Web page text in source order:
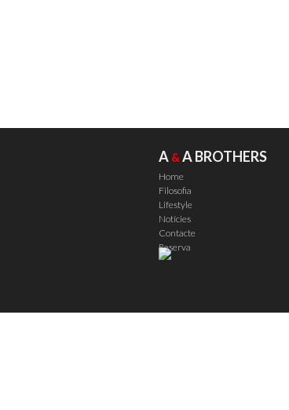
A & A BROTHERS
Home
Filosofia
Lifestyle
Notícies
Contacte
Reserva